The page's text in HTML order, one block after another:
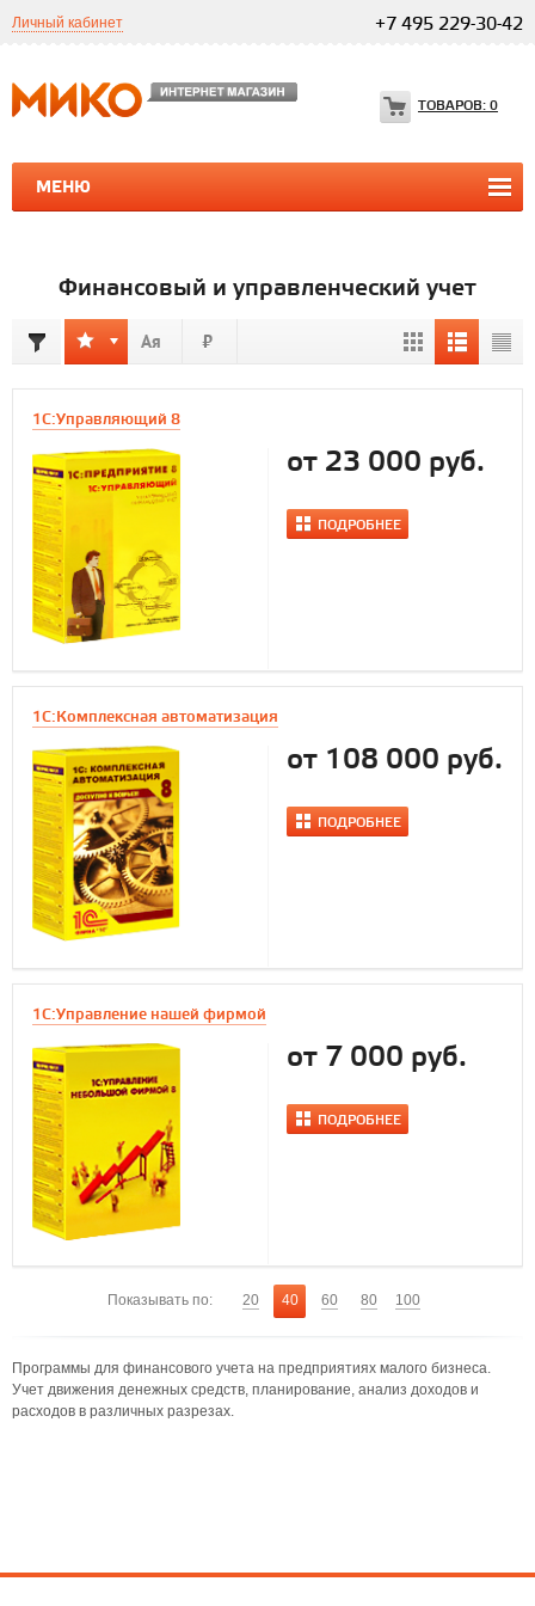
Личный кабинет +7 495 229-30-42
МЕНЮ
ТОВАРОВ: 0
ПРОГРАММЫ 1С 1С
Финансовый и управленческий учет
1С:Управляющий 8
от 23 000 руб.
ПОДРОБНЕЕ
1С:Комплексная автоматизация
от 108 000 руб.
ПОДРОБНЕЕ
1C:Управление нашей фирмой
от 7 000 руб.
ПОДРОБНЕЕ
Показывать по: 20 40 60 80 100
Программы для финансового учета на предприятиях малого бизнеса.
Учет движения денежных средств, планирование, анализ доходов и
расходов в различных разрезах.